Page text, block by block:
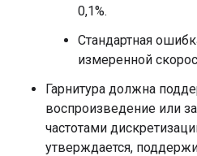
0,1%.
Стандартная
измеренной
Гарнитура должна
воспроизведение или
частотами
утверждается,